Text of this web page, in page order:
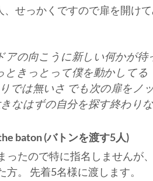
、せっかくですので扉を開け
アの向こうに新しい何かが待
ときっとって僕を動かしてる
では無いさ でも次の扉をノ
なはずの自分を探す終わり
baton (バトンを渡す5人)
ったので特に指名しませんが
。 先着5名様に渡します。